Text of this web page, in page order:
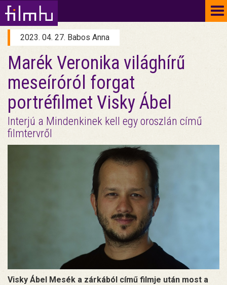
2023. 04. 27. Babos Anna
Marék Veronika világhírű
meseíróról forgat
portréfilmet Visky Ábel
Interjú a Mindenkinek kell egy oroszlán című
filmtervről
Visky Ábel Mesék a zárkából című filmje után most a